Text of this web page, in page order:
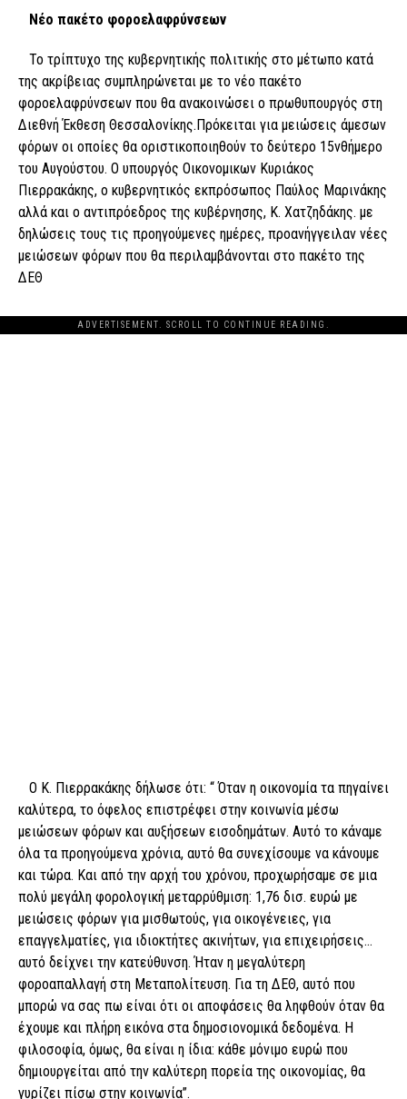
Νέο πακέτο φοροελαφρύνσεων
Το τρίπτυχο της κυβερνητικής πολιτικής στο μέτωπο κατά
της ακρίβειας συμπληρώνεται με το νέο πακέτο
φοροελαφρύνσεων που θα ανακοινώσει ο πρωθυπουργός στη
Διεθνή Έκθεση Θεσσαλονίκης.Πρόκειται για μειώσεις άμεσων
φόρων οι οποίες θα οριστικοποιηθούν το δεύτερο 15νθήμερο
του Αυγούστου. Ο υπουργός Οικονομικων Κυριάκος
Πιερρακάκης, ο κυβερνητικός εκπρόσωπος Παύλος Μαρινάκης
αλλά και ο αντιπρόεδρος της κυβέρνησης, Κ. Χατζηδάκης. με
δηλώσεις τους τις προηγούμενες ημέρες, προανήγγειλαν νέες
μειώσεων φόρων που θα περιλαμβάνονται στο πακέτο της
ΔΕΘ
ADVERTISEMENT. SCROLL TO CONTINUE READING.
Ο Κ. Πιερρακάκης δήλωσε ότι: “ Όταν η οικονομία τα πηγαίνει
καλύτερα, το όφελος επιστρέφει στην κοινωνία μέσω
μειώσεων φόρων και αυξήσεων εισοδημάτων. Αυτό το κάναμε
όλα τα προηγούμενα χρόνια, αυτό θα συνεχίσουμε να κάνουμε
και τώρα. Και από την αρχή του χρόνου, προχωρήσαμε σε μια
πολύ μεγάλη φορολογική μεταρρύθμιση: 1,76 δισ. ευρώ με
μειώσεις φόρων για μισθωτούς, για οικογένειες, για
επαγγελματίες, για ιδιοκτήτες ακινήτων, για επιχειρήσεις…
αυτό δείχνει την κατεύθυνση. Ήταν η μεγαλύτερη
φοροαπαλλαγή στη Μεταπολίτευση. Για τη ΔΕΘ, αυτό που
μπορώ να σας πω είναι ότι οι αποφάσεις θα ληφθούν όταν θα
έχουμε και πλήρη εικόνα στα δημοσιονομικά δεδομένα. Η
φιλοσοφία, όμως, θα είναι η ίδια: κάθε μόνιμο ευρώ που
δημιουργείται από την καλύτερη πορεία της οικονομίας, θα
γυρίζει πίσω στην κοινωνία”.